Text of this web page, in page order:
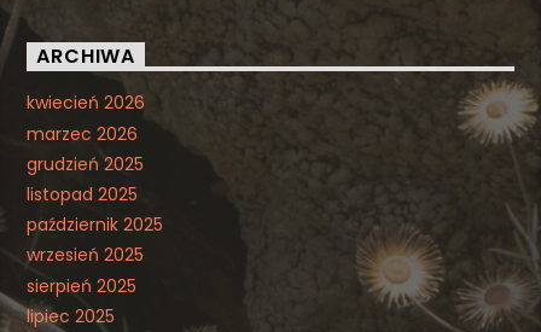
ARCHIWA
kwiecień 2026
marzec 2026
grudzień 2025
listopad 2025
październik 2025
wrzesień 2025
sierpień 2025
lipiec 2025